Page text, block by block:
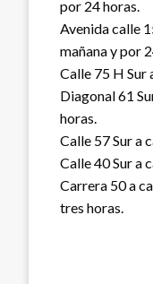
por 24 horas.
Avenida calle
mañana y por
Calle 75 H Sur
Diagonal 61
horas.
Calle 57 Sur a
Calle 40 Sur a
Carrera 50 a
tres horas.